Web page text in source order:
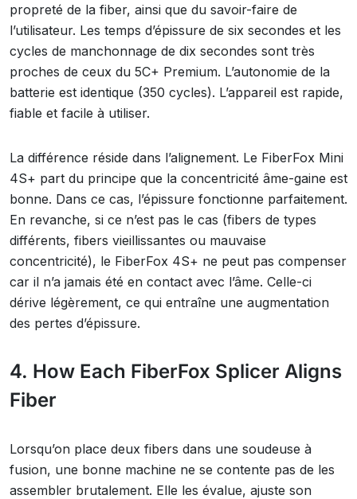
propreté de la fiber, ainsi que du savoir-faire de
l’utilisateur. Les temps d’épissure de six secondes et les
cycles de manchonnage de dix secondes sont très
proches de ceux du 5C+ Premium. L’autonomie de la
batterie est identique (350 cycles). L’appareil est rapide,
fiable et facile à utiliser.
La différence réside dans l’alignement. Le FiberFox Mini
4S+ part du principe que la concentricité âme-gaine est
bonne. Dans ce cas, l’épissure fonctionne parfaitement.
En revanche, si ce n’est pas le cas (fibers de types
différents, fibers vieillissantes ou mauvaise
concentricité), le FiberFox 4S+ ne peut pas compenser
car il n’a jamais été en contact avec l’âme. Celle-ci
dérive légèrement, ce qui entraîne une augmentation
des pertes d’épissure.
4. How Each FiberFox Splicer Aligns
Fiber
Lorsqu’on place deux fibers dans une soudeuse à
fusion, une bonne machine ne se contente pas de les
assembler brutalement. Elle les évalue, ajuste son